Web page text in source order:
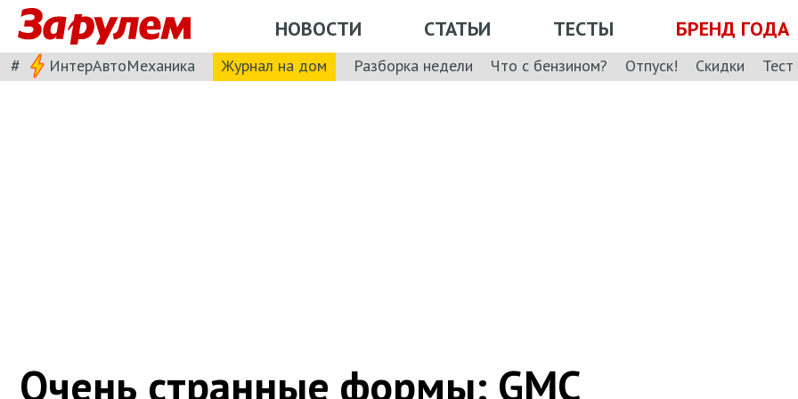
НОВОСТИ СТАТЬИ ТЕСТЫ БРЕНД ГОДА
# ИнтерАвтоМеханика Журнал на дом Разборка недели Что с бензином? Отпуск! Скидки
Очень странные формы: GMC